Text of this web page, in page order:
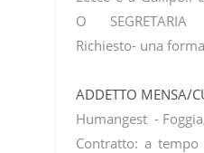
O SEGRETARIA
Richiesto- una
ADDETTO MENSA/
Humangest -
Contratto: a